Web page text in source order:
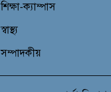
শিক্ষা-ক্যাম্পাস
স্বাস্থ্য
সম্পাদকীয়